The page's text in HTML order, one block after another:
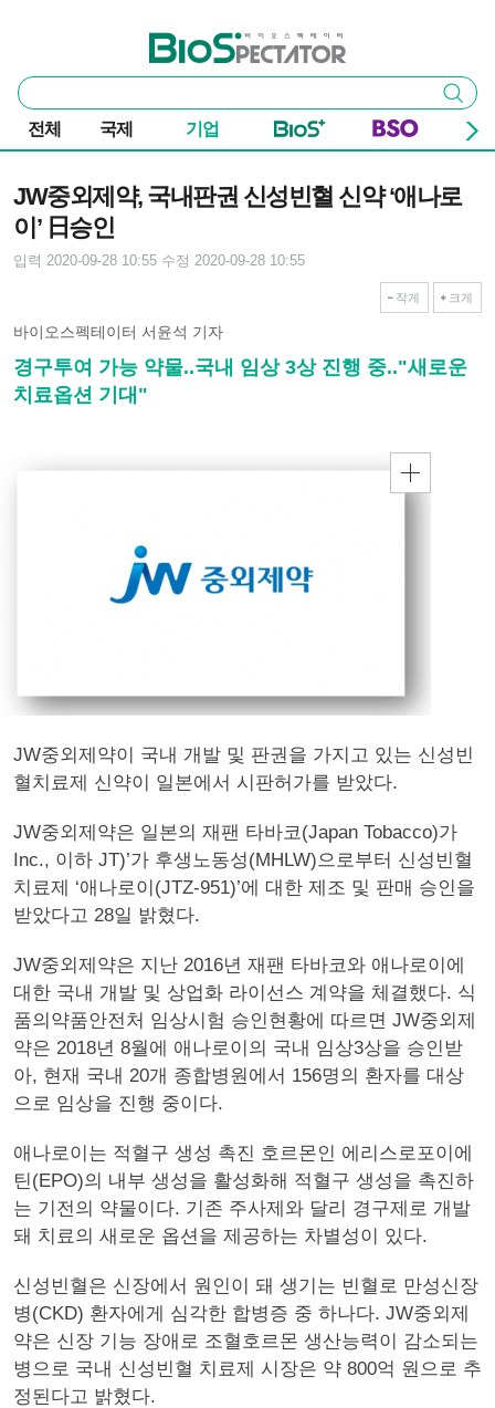
바이오스펙테이터
통
합
검
색
검색
전체 국제 기업
JW중외제약, 국내판권 신성빈혈 신약 ‘애나로
이’ 日승인
입력 2020-09-28 10:55 수정 2020-09-28 10:55
작게 크게
바이오스펙테이터 서윤석 기자
경구투여 가능 약물..국내 임상 3상 진행 중.."새로운
치료옵션 기대"
JW중외제약이 국내 개발 및 판권을 가지고 있는 신성빈
혈치료제 신약이 일본에서 시판허가를 받았다.
JW중외제약은 일본의 재팬 타바코(Japan Tobacco)가
Inc., 이하 JT)’가 후생노동성(MHLW)으로부터 신성빈혈
치료제 ‘애나로이(JTZ-951)’에 대한 제조 및 판매 승인을
받았다고 28일 밝혔다.
JW중외제약은 지난 2016년 재팬 타바코와 애나로이에
대한 국내 개발 및 상업화 라이선스 계약을 체결했다. 식
품의약품안전처 임상시험 승인현황에 따르면 JW중외제
약은 2018년 8월에 애나로이의 국내 임상3상을 승인받
아, 현재 국내 20개 종합병원에서 156명의 환자를 대상
으로 임상을 진행 중이다.
애나로이는 적혈구 생성 촉진 호르몬인 에리스로포이에
틴(EPO)의 내부 생성을 활성화해 적혈구 생성을 촉진하
는 기전의 약물이다. 기존 주사제와 달리 경구제로 개발
돼 치료의 새로운 옵션을 제공하는 차별성이 있다.
신성빈혈은 신장에서 원인이 돼 생기는 빈혈로 만성신장
병(CKD) 환자에게 심각한 합병증 중 하나다. JW중외제
약은 신장 기능 장애로 조혈호르몬 생산능력이 감소되는
병으로 국내 신성빈혈 치료제 시장은 약 800억 원으로 추
정된다고 밝혔다.